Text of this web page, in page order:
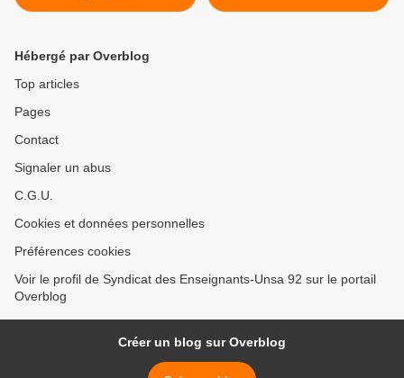
Hébergé par Overblog
Top articles
Pages
Contact
Signaler un abus
C.G.U.
Cookies et données personnelles
Préférences cookies
Voir le profil de Syndicat des Enseignants-Unsa 92 sur le portail
Overblog
Créer un blog sur Overblog